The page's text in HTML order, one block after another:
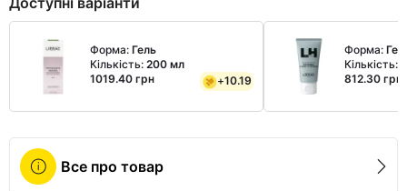
Форма: Гель
Кількість: 200 мл
1019.40 грн
+10.19
Форма:
Кількість:
812.30 грн
Все про товар